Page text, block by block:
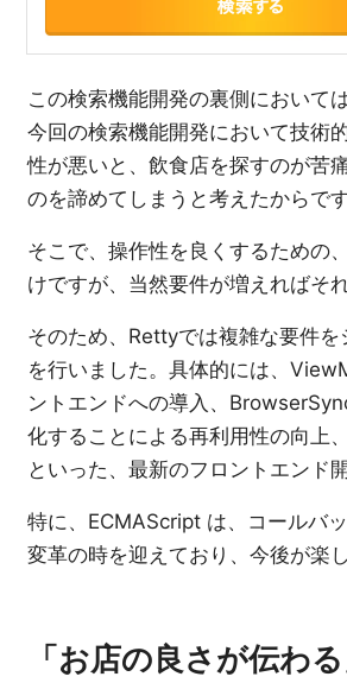
この検索機能開発の裏側において
今回の検索機能開発において技術
性が悪いと、飲食店を探すのが苦
のを諦めてしまうと考えたからです
そこで、操作性を良くするための
けですが、当然要件が増えればそ
そのため、Rettyでは複雑な要件
を行いました。具体的には、
ントエンドへの導入、
化することによる再利用性の向上
といった、最新のフロントエンド
特に、ECMAScript は、コールバ
変革の時を迎えており、今後が楽
「お店の良さが伝わ